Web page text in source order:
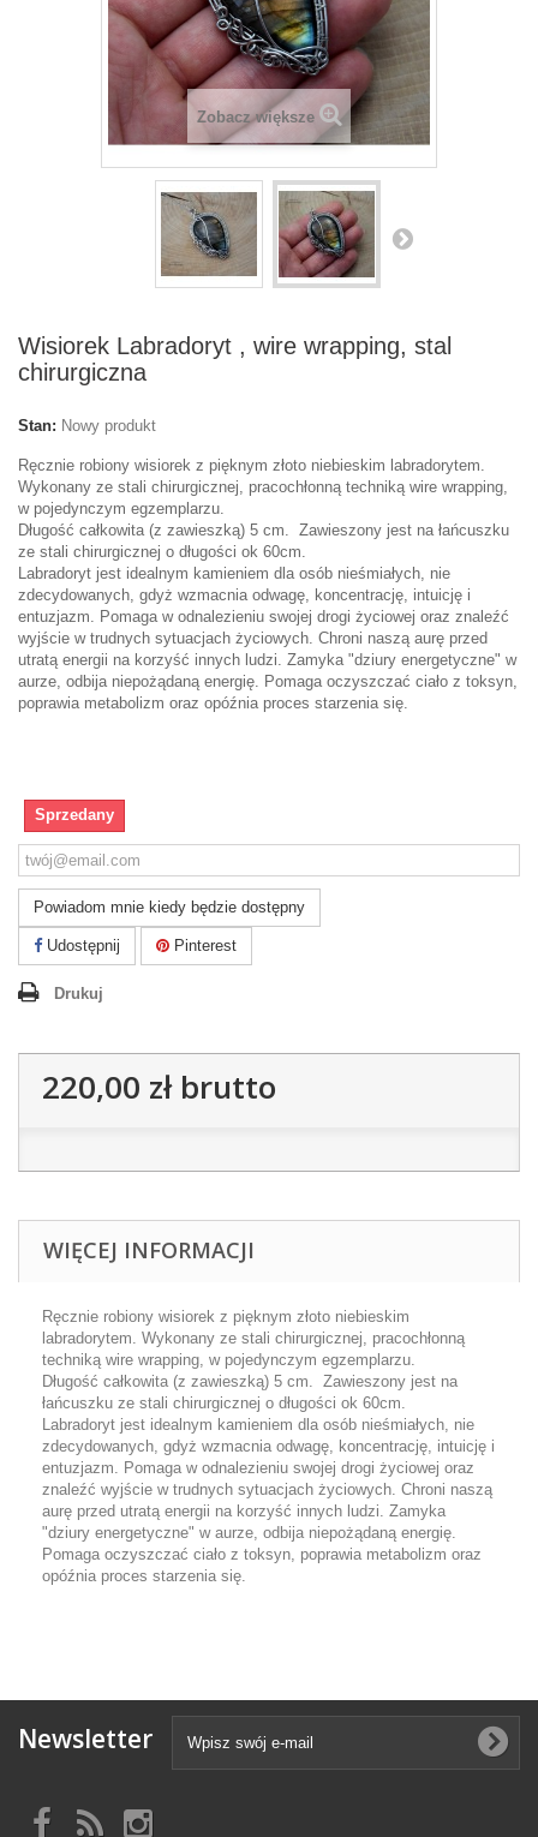
Zobacz większe
Wisiorek Labradoryt , wire wrapping, stal
chirurgiczna
Stan: Nowy produkt
Ręcznie robiony wisiorek z pięknym złoto niebieskim labradorytem.
Wykonany ze stali chirurgicznej, pracochłonną techniką wire wrapping,
w pojedynczym egzemplarzu.
Długość całkowita (z zawieszką) 5 cm. Zawieszony jest na łańcuszku
ze stali chirurgicznej o długości ok 60cm.
Labradoryt jest idealnym kamieniem dla osób nieśmiałych, nie
zdecydowanych, gdyż wzmacnia odwagę, koncentrację, intuicję i
entuzjazm. Pomaga w odnalezieniu swojej drogi życiowej oraz znaleźć
wyjście w trudnych sytuacjach życiowych. Chroni naszą aurę przed
utratą energii na korzyść innych ludzi. Zamyka "dziury energetyczne" w
aurze, odbija niepożądaną energię. Pomaga oczyszczać ciało z toksyn,
poprawia metabolizm oraz opóźnia proces starzenia się.
Sprzedany
Powiadom mnie kiedy będzie dostępny
Udostępnij Pinterest
Drukuj
220,00 złbrutto
WIĘCEJ INFORMACJI
Ręcznie robiony wisiorek z pięknym złoto niebieskim
labradorytem. Wykonany ze stali chirurgicznej, pracochłonną
techniką wire wrapping, w pojedynczym egzemplarzu.
Długość całkowita (z zawieszką) 5 cm. Zawieszony jest na
łańcuszku ze stali chirurgicznej o długości ok 60cm.
Labradoryt jest idealnym kamieniem dla osób nieśmiałych, nie
zdecydowanych, gdyż wzmacnia odwagę, koncentrację, intuicję i
entuzjazm. Pomaga w odnalezieniu swojej drogi życiowej oraz
znaleźć wyjście w trudnych sytuacjach życiowych. Chroni naszą
aurę przed utratą energii na korzyść innych ludzi. Zamyka
"dziury energetyczne" w aurze, odbija niepożądaną energię.
Pomaga oczyszczać ciało z toksyn, poprawia metabolizm oraz
opóźnia proces starzenia się.
Newsletter